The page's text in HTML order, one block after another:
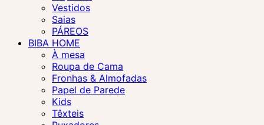
Vestidos
Saias
PÁREOS
BIBA HOME
À mesa
Roupa de Cama
Fronhas & Almofadas
Papel de Parede
Kids
Têxteis